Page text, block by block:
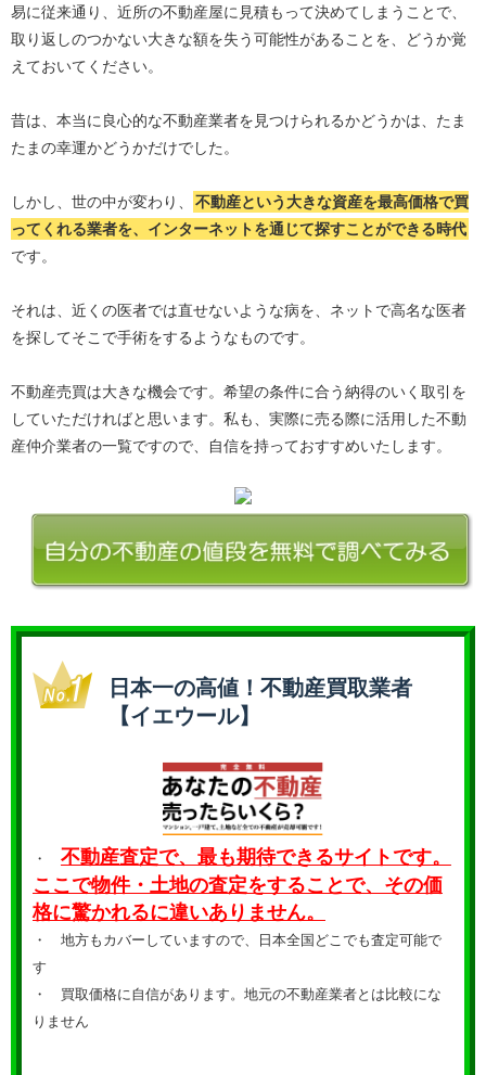
易に従来通り、近所の不動産屋に見積もって決めてしまうことで、
取り返しのつかない大きな額を失う可能性があることを、どうか覚
えておいてください。
昔は、本当に良心的な不動産業者を見つけられるかどうかは、たま
たまの幸運かどうかだけでした。
しかし、世の中が変わり、
不動産という大きな資産を最高価格で買
ってくれる業者を、インターネットを通じて探すことができる時代
です。
それは、近くの医者では直せないような病を、ネットで高名な医者
を探してそこで手術をするようなものです。
不動産売買は大きな機会です。希望の条件に合う納得のいく取引を
していただければと思います。私も、実際に売る際に活用した不動
産仲介業者の一覧ですので、自信を持っておすすめいたします。
日本一の高値！不動産買取業者
【イエウール】
・ 不動産査定で、最も期待できるサイトです。
ここで物件・土地の査定をすることで、その価
格に驚かれるに違いありません。
・ 地方もカバーしていますので、日本全国どこでも査定可能で
す
・ 買取価格に自信があります。地元の不動産業者とは比較にな
りません